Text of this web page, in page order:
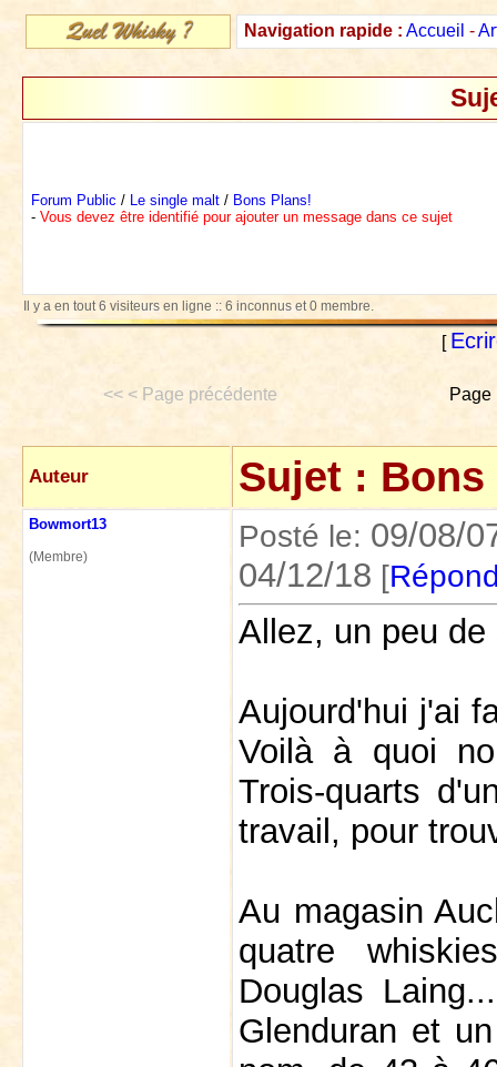
Navigation rapide : Accueil -
Forum Public / Le single malt / Bons Plans!
- Vous devez être identifié pour ajouter un message dans ce sujet
Il y a en tout 6 visiteurs en ligne :: 6 inconnus et 0 membre.
[
<< < Page précédente Page
Auteur Sujet : Bons
Bowmort13
(Membre)
Posté le: 09/08/
04/12/18 [
Allez, un peu
Aujourd'hui j'ai
Voilà à quoi
Trois-quarts
travail, pour
Au magasin
quatre
Douglas
Glenduran et